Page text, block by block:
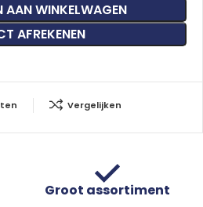
AAN WINKELWAGEN
AFREKENEN
Vergelijken
Groot assortiment